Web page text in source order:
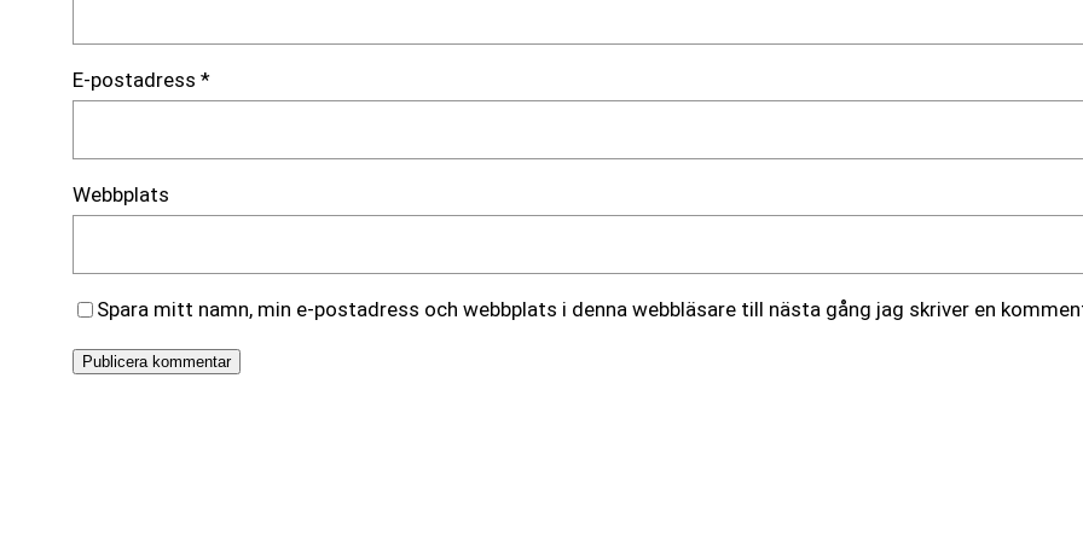
E-postadress *
Webbplats
Spara mitt namn, min e-postadress och webbplats i denna webbläsare till nästa gång jag skriver en